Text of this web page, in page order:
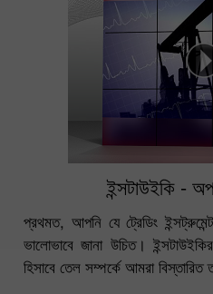
ইন্সটাউইকি -
প্রথমত, আপনি যে ট্রেডিং
ভালোভাবে জানা উচিত।
হিসাবে তেল সম্পর্কে আমরা বিস্তারিত